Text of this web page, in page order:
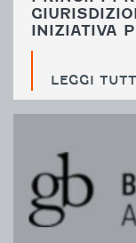
INIZIATIVA
LEGGI